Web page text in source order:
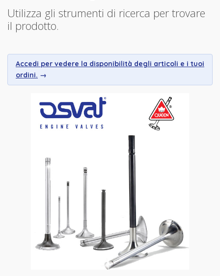
Utilizza gli strumenti di ricerca per trovare
il prodotto.
Accedi per vedere la disponibilità degli articoli e i tuoi
ordini. →